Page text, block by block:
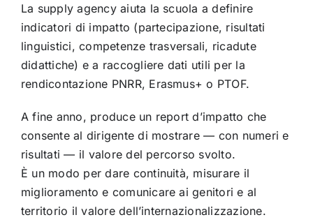
La supply agency aiuta la scuola a definire
indicatori di impatto (partecipazione, risultati
linguistici, competenze trasversali, ricadute
didattiche) e a raccogliere dati utili per la
rendicontazione PNRR, Erasmus+ o PTOF.
A fine anno, produce un report d’impatto che
consente al dirigente di mostrare — con numeri e
risultati — il valore del percorso svolto.
È un modo per dare continuità, misurare il
miglioramento e comunicare ai genitori e al
territorio il valore dell’internazionalizzazione.